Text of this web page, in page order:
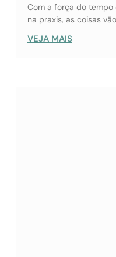
Com a força do tempo
na praxis, as coisas vão
VEJA MAIS